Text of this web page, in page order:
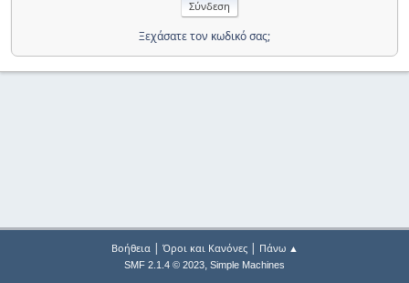
Ξεχάσατε τον κωδικό σας;
Βοήθεια| Όροι και Κανόνες| Πάνω ▲
SMF 2.1.4 © 2023, Simple Machines